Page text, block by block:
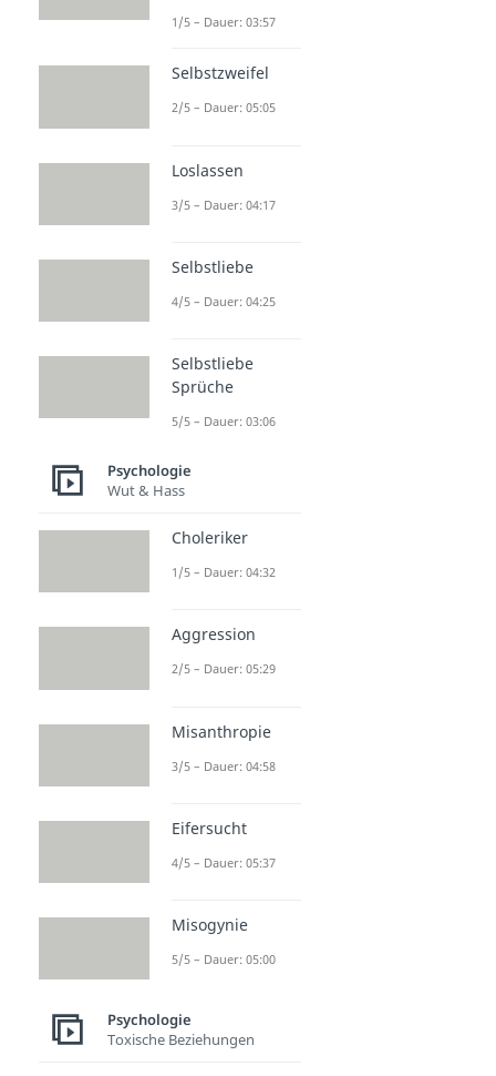
1/5 – Dauer: 03:57
Selbstzweifel
2/5 – Dauer: 05:05
Loslassen
3/5 – Dauer: 04:17
Selbstliebe
4/5 – Dauer: 04:25
Selbstliebe
Sprüche
5/5 – Dauer: 03:06
Psychologie
Wut & Hass
Choleriker
1/5 – Dauer: 04:32
Aggression
2/5 – Dauer: 05:29
Misanthropie
3/5 – Dauer: 04:58
Eifersucht
4/5 – Dauer: 05:37
Misogynie
5/5 – Dauer: 05:00
Psychologie
Toxische Beziehungen